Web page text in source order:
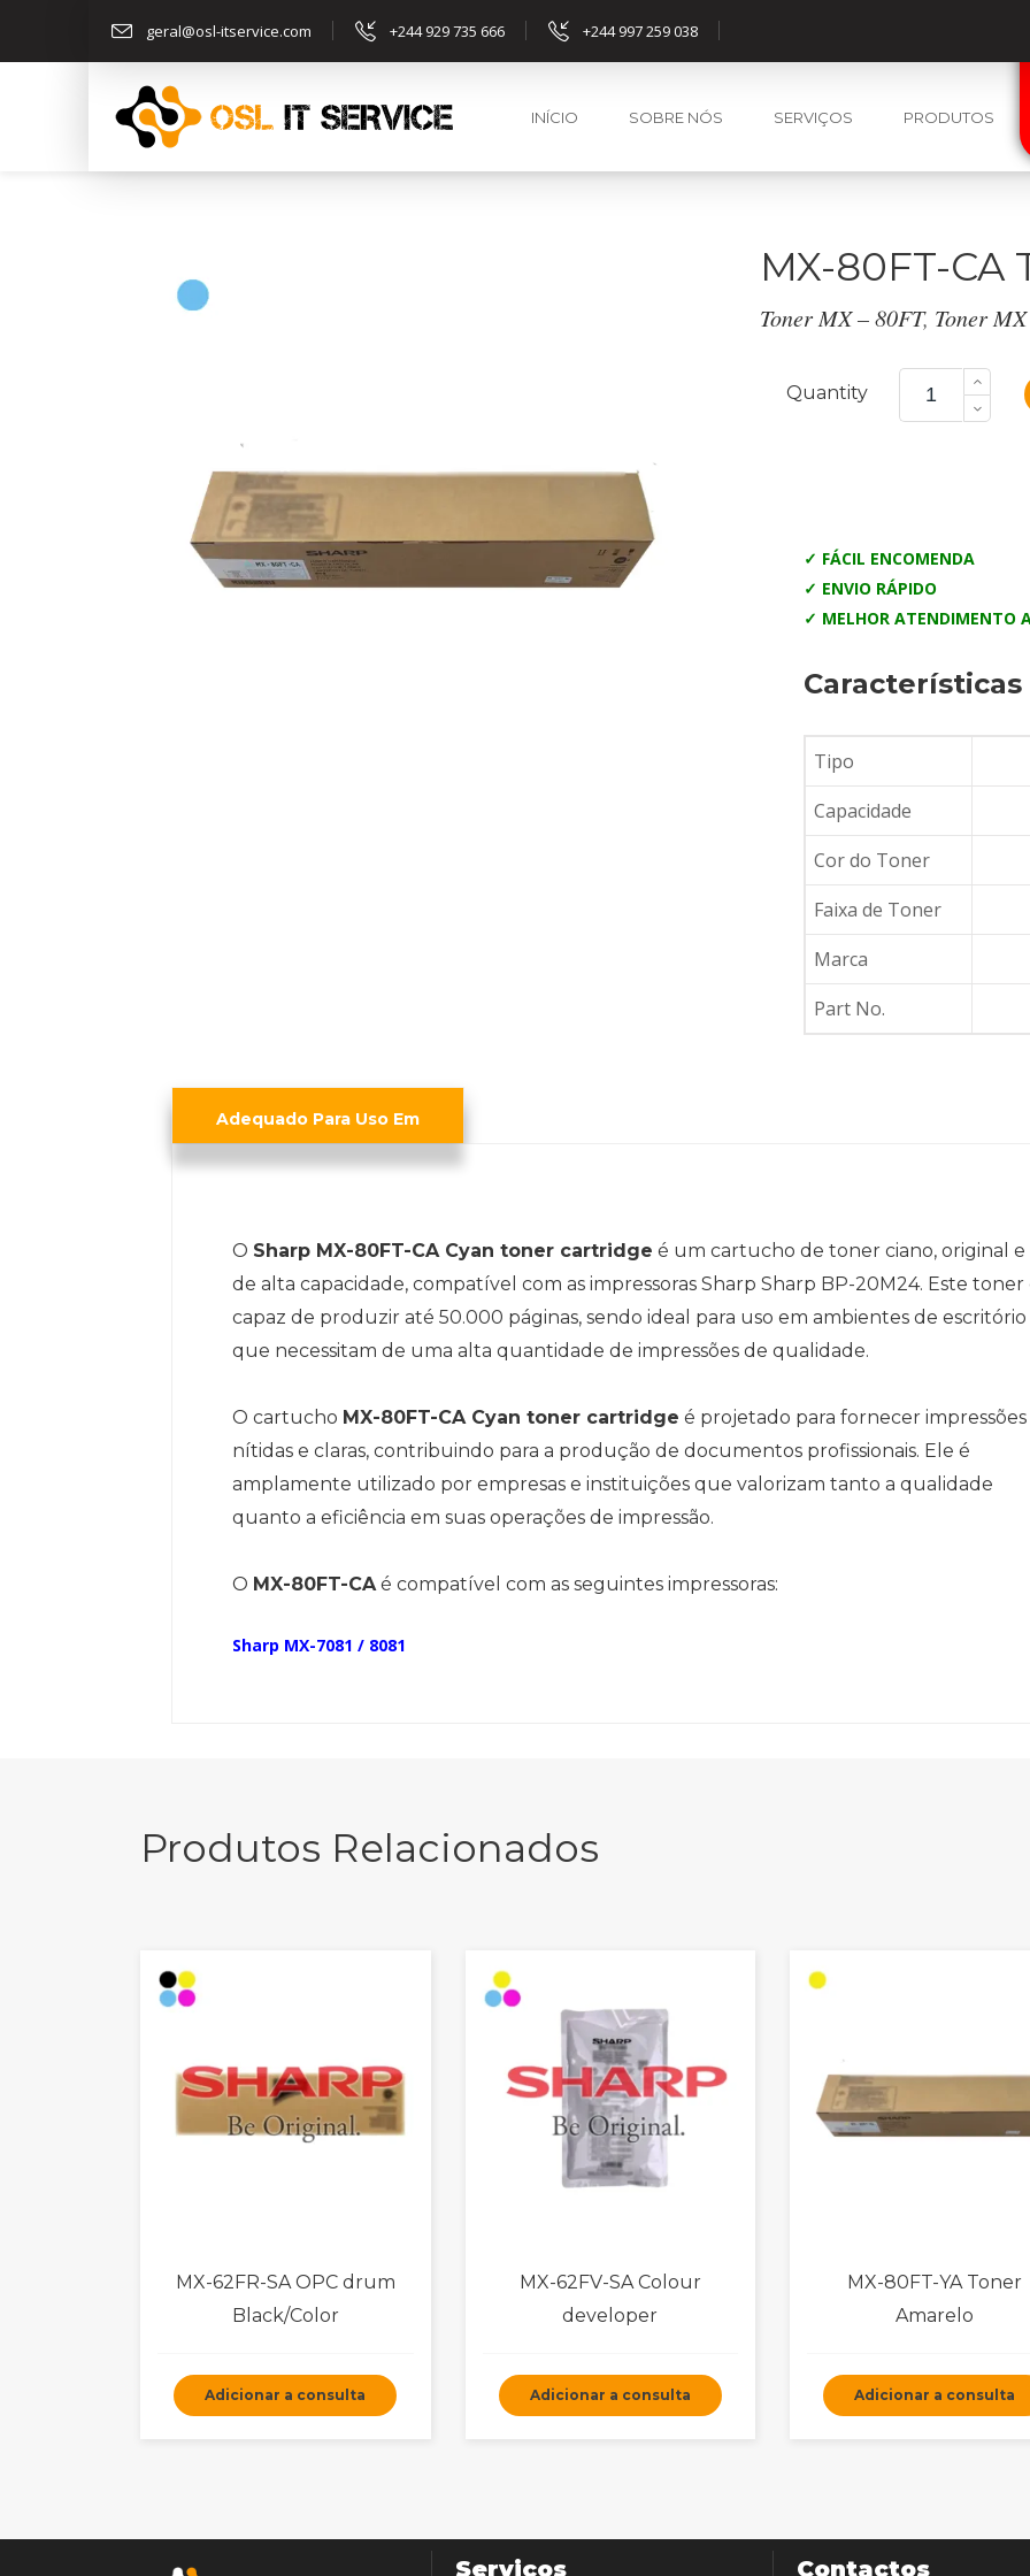
geral@osl-itservice.com +244 929 735 666 +244 997 259 038
INÍCIO SOBRE NÓS SERVIÇOS PRODUTOS
MX-80FT-CA
Toner MX – 80FT, Toner
Quantity
MX-
80FT-
Toner
✓ FÁCIL ENCOMENDA
✓ ENVIO RÁPIDO
✓ MELHOR ATENDIMENTO
Características
Tipo
Capacidade
Cor do Toner
Faixa de Toner
Marca
Part No.
Adequado Para Uso Em
O Sharp MX-80FT-CA Cyan toner cartridge é um cartucho de toner ciano, original e
de alta capacidade, compatível com as impressoras Sharp Sharp BP-20M24. Este toner
capaz de produzir até 50.000 páginas, sendo ideal para uso em ambientes de escritório
que necessitam de uma alta quantidade de impressões de qualidade.
O cartucho MX-80FT-CA Cyan toner cartridge é projetado para fornecer impressões
nítidas e claras, contribuindo para a produção de documentos profissionais. Ele é
amplamente utilizado por empresas e instituições que valorizam tanto a qualidade
quanto a eficiência em suas operações de impressão.
O MX-80FT-CAé compatível com as seguintes impressoras:
Sharp MX-7081 / 8081
Produtos Relacionados
MX-62FR-SA OPC drum
Black/Color
Adicionar a consulta
MX-62FV-SA Colour
developer
Adicionar a consulta
MX-80FT-YA Toner
Amarelo
Adicionar a consulta
Serviços Contactos